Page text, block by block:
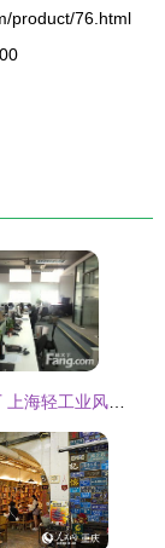
product/76.html